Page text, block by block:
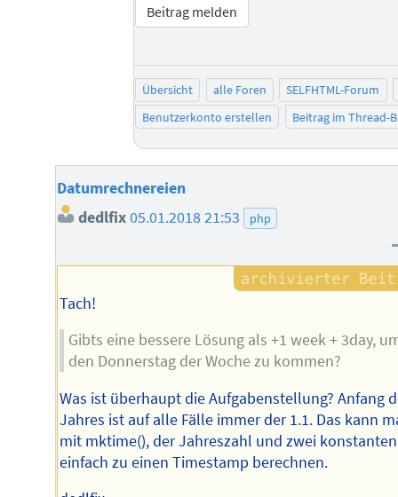
Beitrag melden
Übersicht alle Foren
SELFHTML-Forum
Benutzerkonto erstellen
Beitrag im Thread-
Datumrechnereien
dedlfix05.01.2018 21:53 php
Tach!
Gibts eine bessere Lösung als +1 week + 3day,
den Donnerstag der Woche zu kommen?
Was ist überhaupt die Aufgabenstellung? Anfang
Jahres ist auf alle Fälle immer der 1.1. Das kann
mit mktime(), der Jahreszahl und zwei
einfach zu einen Timestamp berechnen.